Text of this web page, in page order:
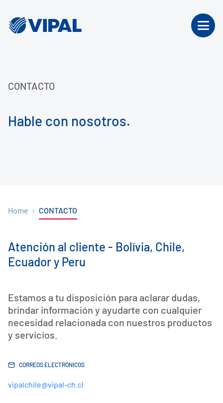
CONTACTO
Hable con nosotros.
Home CONTACTO
Atención al cliente - Bolívia, Chile,
Ecuador y Peru
Estamos a tu disposición para aclarar dudas,
brindar información y ayudarte con cualquier
necesidad relacionada con nuestros productos
y servicios.
CORREOS ELECTRÓNICOS
vipalchile@vipal-ch.cl